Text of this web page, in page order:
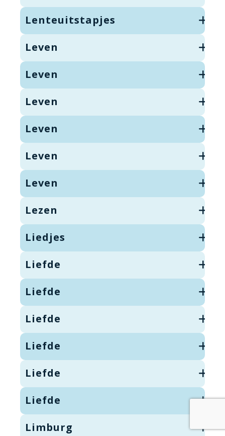
Lenteuitstapjes
Leven
Leven
Leven
Leven
Leven
Leven
Lezen
Liedjes
Liefde
Liefde
Liefde
Liefde
Liefde
Liefde
Limburg